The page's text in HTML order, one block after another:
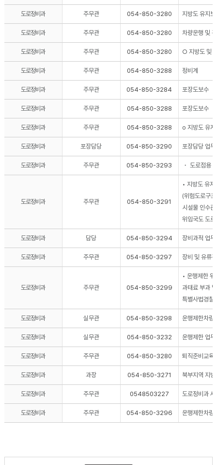
도로정비과 주무관 054-850-3280 지방도 유지
도로정비과 주무관 054-850-3280 차량운행 및
도로정비과 주무관 054-850-3280 ○ 지방도 및
도로정비과 주무관 054-850-3288 정비계
도로정비과 주무관 054-850-3284 포장도보수
도로정비과 주무관 054-850-3288 포장도보수
도로정비과 주무관 054-850-3288 o 지방도 유지
도로정비과 포장담당 054-850-3290 포장담당 업무
도로정비과 주무관 054-850-3293 ・ 도로점용
도로정비과 주무관 054-850-3291
• 지방도 유
(위험도로구
시설물 인수
위임국도 도
도로정비과 담당 054-850-3294 장비과적 업무
도로정비과 주무관 054-850-3297 장비 및 유류
도로정비과 주무관 054-850-3299
• 운행제한
과태료 부과
특별사법경찰
도로정비과 실무관 054-850-3298 운행제한차량
도로정비과 실무관 054-850-3232 운행제한 업
도로정비과 주무관 054-850-3280 퇴직준비교육
도로정비과 과장 054-850-3271 북부지역 지
도로정비과 주무관 0548503227 도로정비과 서
도로정비과 주무관 054-850-3296 운행제한차량